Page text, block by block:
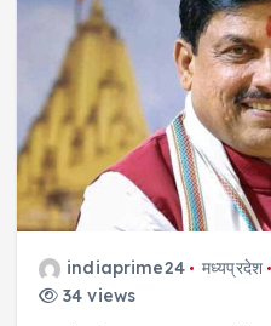
indiaprime24 मध्यप्रदेश
34 views